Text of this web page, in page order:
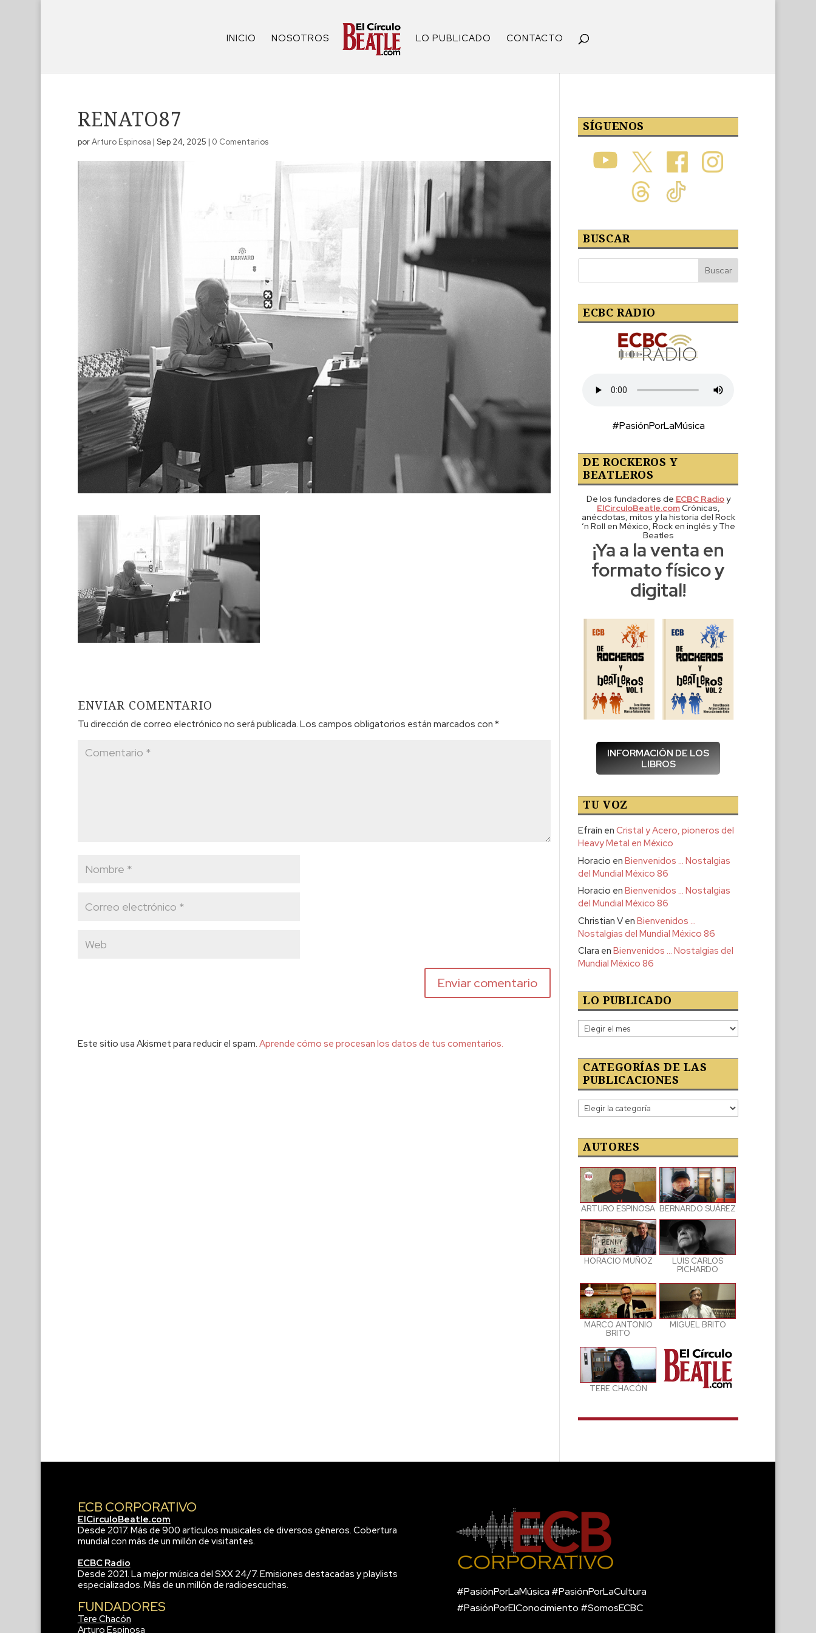
INICIO NOSOTROS LO PUBLICADO CONTACTO
RENATO87
porArturo Espinosa | Sep 24, 2025 | 0 Comentarios
ENVIAR COMENTARIO
Tu dirección de correo electrónico no será publicada. Los campos obligatorios están marcados con *
Este sitio usa Akismet para reducir el spam. Aprende cómo se procesan los datos de tus comentarios.
SÍGUENOS
BUSCAR
ECBC RADIO
#PasiónPorLaMúsica
DE ROCKEROS Y
BEATLEROS
De los fundadores de ECBC Radioy
ElCirculoBeatle.comCrónicas,
anécdotas, mitos y la historia del Rock
‘n Roll en México, Rock en inglés y The
Beatles
¡Ya a la venta en
formato físico y
digital!
INFORMACIÓN DE LOS
LIBROS
TU VOZ
Efraín enCristal y Acero, pioneros del
Heavy Metal en México
Horacio enBienvenidos … Nostalgias
del Mundial México 86
Horacio enBienvenidos … Nostalgias
del Mundial México 86
Christian VenBienvenidos …
Nostalgias del Mundial México 86
Clara enBienvenidos … Nostalgias del
Mundial México 86
LO PUBLICADO
Lo
publicado
CATEGORÍAS DE LAS
PUBLICACIONES
Categorías
de
publicaciones
AUTORES
ARTURO ESPINOSA BERNARDO SUÁREZ
HORACIO MUÑOZ
LUIS CARLOS
PICHARDO
MARCO ANTONIO
BRITO
MIGUEL BRITO
TERE CHACÓN
ECB CORPORATIVO
ElCirculoBeatle.com
Desde 2017. Más de 900 artículos musicales de diversos géneros. Cobertura
mundial con más de un millón de visitantes.
ECBC Radio
Desde 2021. La mejor música del SXX 24/7. Emisiones destacadas y playlists
especializados. Más de un millón de radioescuchas.
FUNDADORES
Tere Chacón
Arturo Espinosa
#PasiónPorLaMúsica #PasiónPorLaCultura
#PasiónPorElConocimiento #SomosECBC